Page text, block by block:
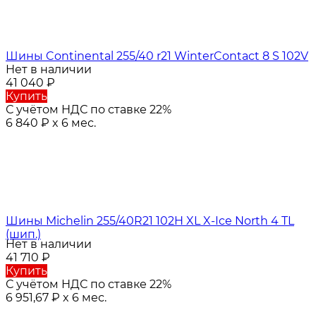
Шины Continental 255/40 r21 WinterContact 8 S 102V
Нет в наличии
41 040 ₽
Купить
С учётом НДС по ставке 22%
6 840 ₽ x 6 мес.
Шины Michelin 255/40R21 102H XL X-Ice North 4 TL
(шип.)
Нет в наличии
41 710 ₽
Купить
С учётом НДС по ставке 22%
6 951,67 ₽ x 6 мес.